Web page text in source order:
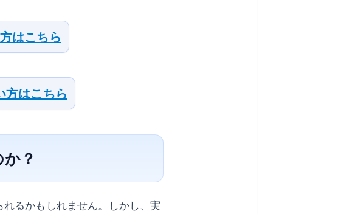
はこちら
方はこちら
？
るかもしれません。しかし、実